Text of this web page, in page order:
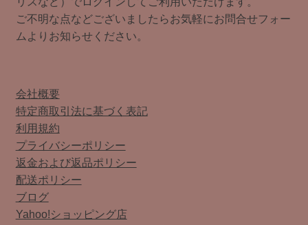
ご不明な点などございましたらお気軽にお問合せフォー
ムよりお知らせください。
会社概要
特定商取引法に基づく表記
利用規約
プライバシーポリシー
返金および返品ポリシー
配送ポリシー
ブログ
Yahoo!ショッピング店